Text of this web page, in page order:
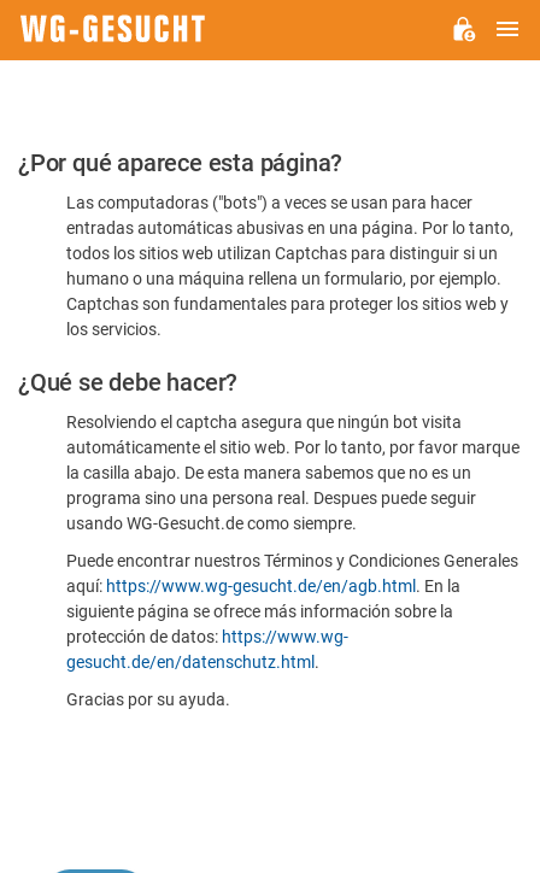
Por
favor,
confirme
humano
¿Por qué aparece esta página?
Las computadoras ("bots") a veces se usan para hacer
entradas automáticas abusivas en una página. Por lo tanto,
todos los sitios web utilizan Captchas para distinguir si un
humano o una máquina rellena un formulario, por ejemplo.
Captchas son fundamentales para proteger los sitios web y
los servicios.
¿Qué se debe hacer?
Resolviendo el captcha asegura que ningún bot visita
automáticamente el sitio web. Por lo tanto, por favor marque
la casilla abajo. De esta manera sabemos que no es un
programa sino una persona real. Despues puede seguir
usando WG-Gesucht.de como siempre.
Puede encontrar nuestros Términos y Condiciones Generales
aquí: https://www.wg-gesucht.de/en/agb.html . En la
siguiente página se ofrece más información sobre la
protección de datos: https://www.wg-
gesucht.de/en/datenschutz.html .
Gracias por su ayuda.